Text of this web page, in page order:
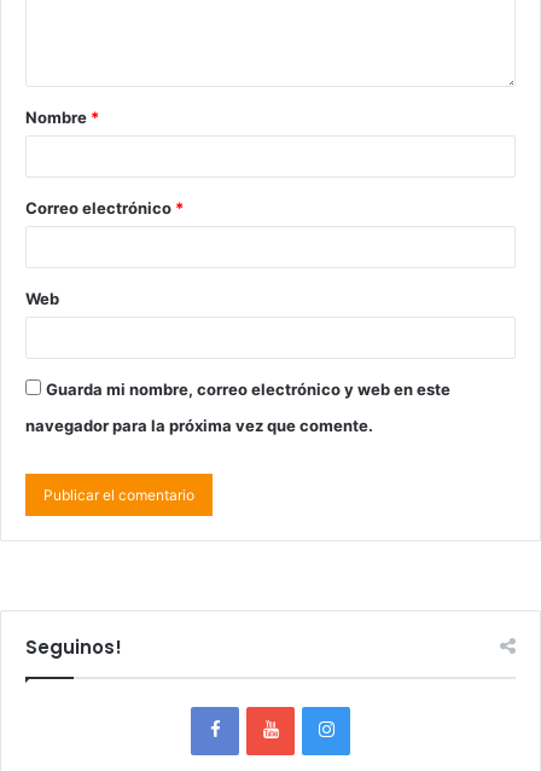
Nombre *
Correo electrónico *
Web
Guarda mi nombre, correo electrónico y web en este
navegador para la próxima vez que comente.
Seguinos!